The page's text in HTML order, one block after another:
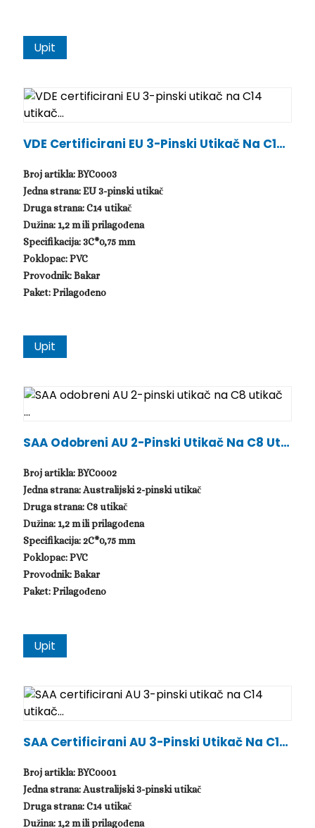
Upit
VDE Certificirani EU 3-Pinski Utikač Na C14
Broj artikla: BYC0003
Jedna strana: EU 3-pinski utikač
Druga strana: C14 utikač
Dužina: 1,2 m ili prilagođena
Specifikacija: 3C*0,75 mm
Poklopac: PVC
Provodnik: Bakar
Paket: Prilagođeno
Upit
SAA Odobreni AU 2-Pinski Utikač Na C8 Utik
Broj artikla: BYC0002
Jedna strana: Australijski 2-pinski utikač
Druga strana: C8 utikač
Dužina: 1,2 m ili prilagođena
Specifikacija: 2C*0,75 mm
Poklopac: PVC
Provodnik: Bakar
Paket: Prilagođeno
Upit
SAA Certificirani AU 3-Pinski Utikač Na C14
Broj artikla: BYC0001
Jedna strana: Australijski 3-pinski utikač
Druga strana: C14 utikač
Dužina: 1,2 m ili prilagođena